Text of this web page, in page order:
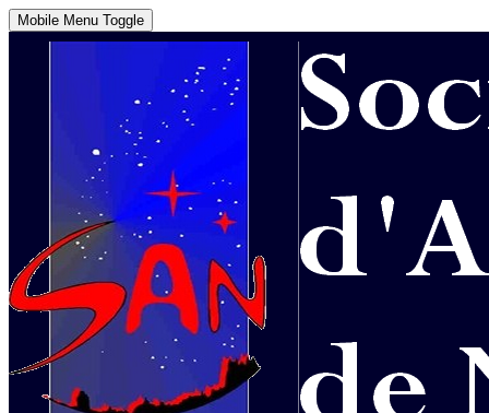
Mobile Menu Toggle